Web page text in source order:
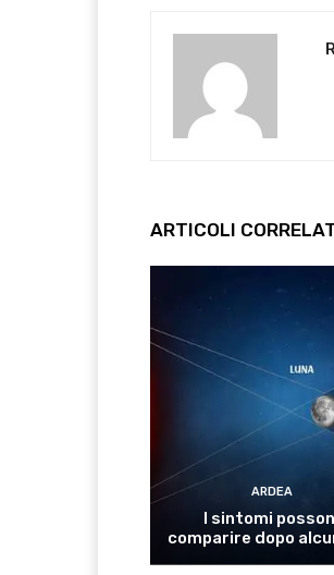
ARTICOLI
ARDEA
I sintomi
comparire dopo